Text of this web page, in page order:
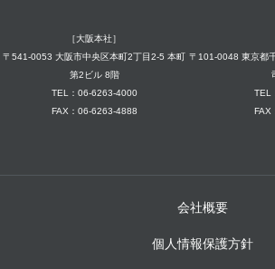
［大阪本社］
〒541-0053 大阪市中央区本町2丁目2-5 本町
第2ビル 8階
TEL：06-6263-4000
FAX：06-6263-4888
〒101-0048 東京都
TEL
FAX
会社概要
個人情報保護方針